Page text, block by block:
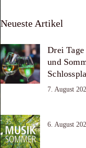
Neueste Artikel
Drei
und
7. August
6. August